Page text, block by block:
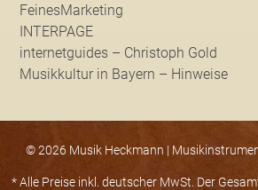
FeinesMarketing
INTERPAGE
internetguides – Christoph Gold
Musikkultur in Bayern – Hinweise
© 2026 Musik Heckmann |
* Alle Preise inkl. deutscher MwSt. Der